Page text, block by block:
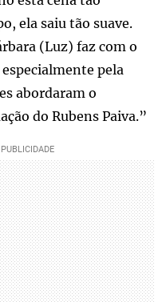
ela saiu tão suave.
(Luz) faz com o
pela
abordaram o
do Rubens Paiva.”